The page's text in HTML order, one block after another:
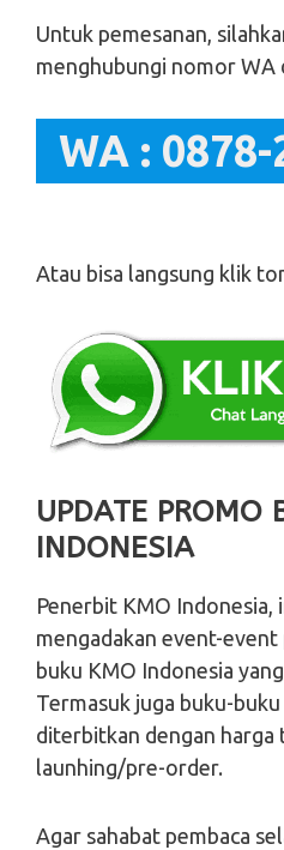
Untuk pemesanan,
menghubungi nomor WA
WA :
Atau bisa langsung klik
UPDATE PROMO
INDONESIA
Penerbit KMO Indonesia,
mengadakan event-
buku KMO Indonesia
Termasuk juga buku-
diterbitkan dengan harga
launhing/pre-order.
Agar sahabat pembaca